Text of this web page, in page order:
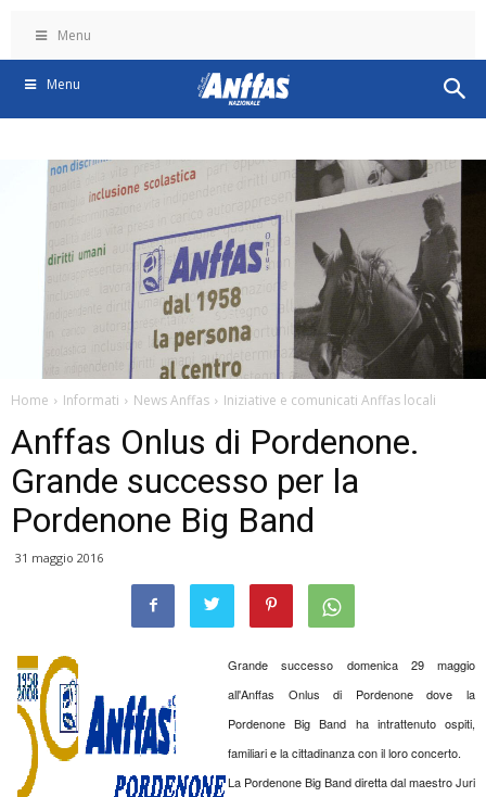
Menu
Menu
Home Informati News Anffas Iniziative e comunicati Anffas locali
Anffas Onlus di Pordenone.
Grande successo per la
Pordenone Big Band
31 maggio 2016
Grande successo domenica 29 maggio
all'Anffas Onlus di Pordenone dove la
Pordenone Big Band ha intrattenuto ospiti,
familiari e la cittadinanza con il loro concerto.
La Pordenone Big Band diretta dal maestro Juri